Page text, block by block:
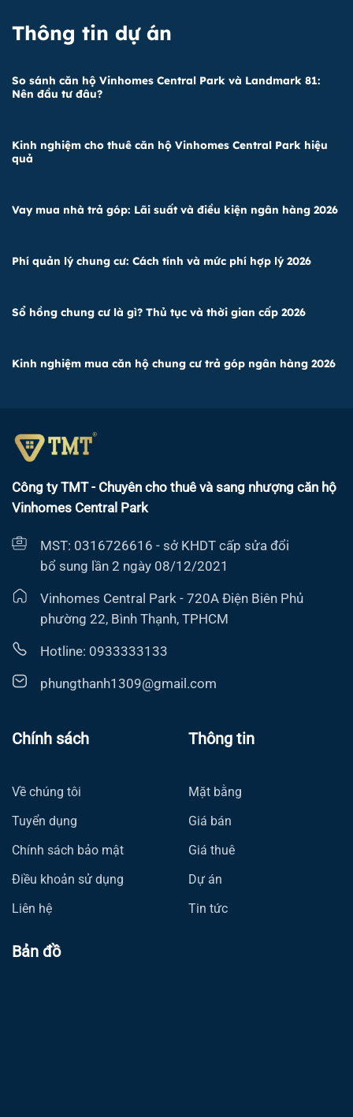
Thông tin dự án
So sánh căn hộ Vinhomes Central Park và Landmark 81:
Nên đầu tư đâu?
Kinh nghiệm cho thuê căn hộ Vinhomes Central Park hiệu
quả
Vay mua nhà trả góp: Lãi suất và điều kiện ngân hàng 2026
Phí quản lý chung cư: Cách tính và mức phí hợp lý 2026
Sổ hồng chung cư là gì? Thủ tục và thời gian cấp 2026
Kinh nghiệm mua căn hộ chung cư trả góp ngân hàng 2026
Công ty TMT - Chuyên cho thuê và sang nhượng căn hộ
Vinhomes Central Park
MST: 0316726616 - sở KHDT cấp sửa đổi
bổ sung lần 2 ngày 08/12/2021
Vinhomes Central Park - 720A Điện Biên Phủ
phường 22, Bình Thạnh, TPHCM
Hotline: 0933333133
phungthanh1309@gmail.com
Chính sách
Về chúng tôi
Tuyển dụng
Chính sách bảo mật
Điều khoản sử dụng
Liên hệ
Thông tin
Mặt bằng
Giá bán
Giá thuê
Dự án
Tin tức
Bản đồ